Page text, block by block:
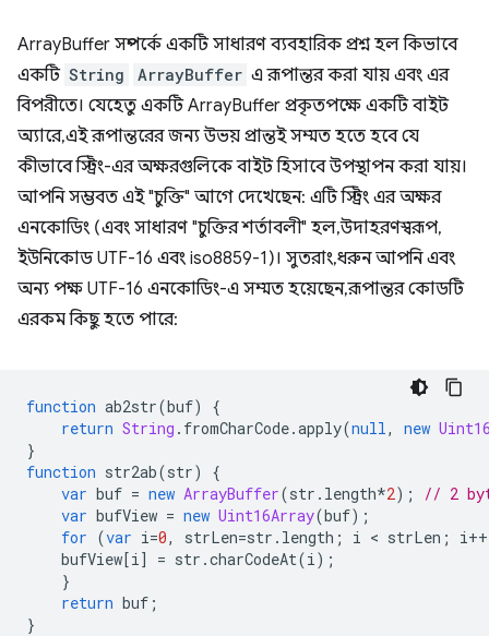
ArrayBuffer সম্পর্কে একটি সাধারণ ব্যবহারিক প্রশ্ন হল কিভাবে
একটি String ArrayBuffer এ রূপান্তর করা যায় এবং এর
বিপরীতে। যেহেতু একটি ArrayBuffer প্রকৃতপক্ষে একটি বাইট
অ্যারে, এই রূপান্তরের জন্য উভয় প্রান্তই সম্মত হতে হবে যে
কীভাবে স্ট্রিং-এর অক্ষরগুলিকে বাইট হিসাবে উপস্থাপন করা যায়।
আপনি সম্ভবত এই "চুক্তি" আগে দেখেছেন: এটি স্ট্রিং এর অক্ষর
এনকোডিং (এবং সাধারণ "চুক্তির শর্তাবলী" হল, উদাহরণস্বরূপ,
ইউনিকোড UTF-16 এবং iso8859-1)। সুতরাং, ধরুন আপনি এবং
অন্য পক্ষ UTF-16 এনকোডিং-এ সম্মত হয়েছেন, রূপান্তর কোডটি
এরকম কিছু হতে পারে:
function ab2str(buf)
{
return String . fromCharCode.apply(null, new
}
function str2ab(str)
{
var buf = new ArrayBuffer(str . length*2);
// 2
var bufView = new Uint16Array(buf);
for (var i=0, strLen=str . length ; i < strLen ; i++
bufView[i] = str .charCodeAt(i);
}
return buf ;
}